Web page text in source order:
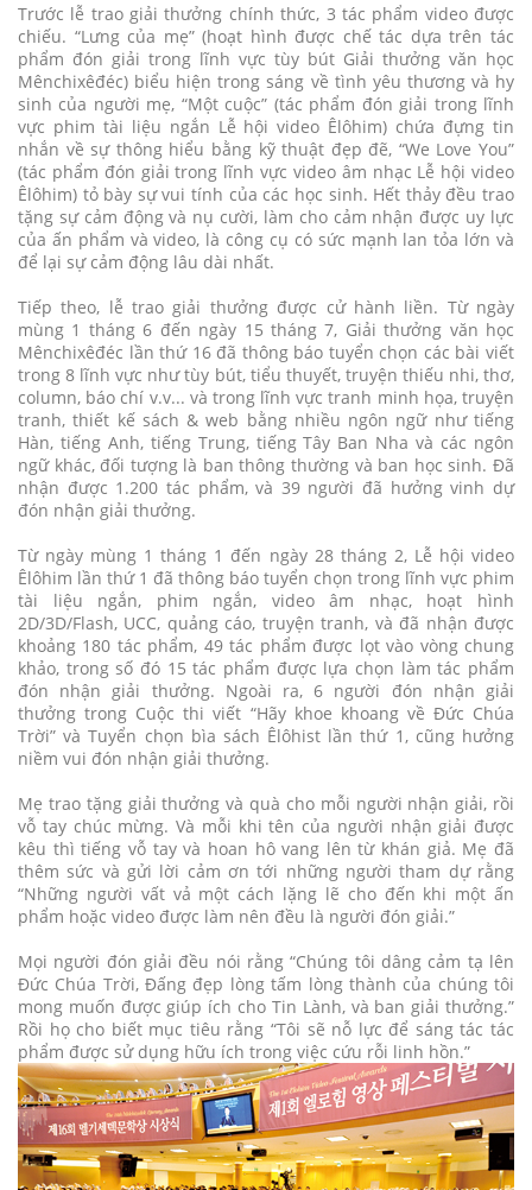
Trước lễ trao giải thưởng chính thức, 3 tác phẩm video được
chiếu. “Lưng của mẹ” (hoạt hình được chế tác dựa trên tác
phẩm đón giải trong lĩnh vực tùy bút Giải thưởng văn học
Mênchixêđéc) biểu hiện trong sáng về tình yêu thương và hy
sinh của người mẹ, “Một cuộc” (tác phẩm đón giải trong lĩnh
vực phim tài liệu ngắn Lễ hội video Êlôhim) chứa đựng tin
nhắn về sự thông hiểu bằng kỹ thuật đẹp đẽ, “We Love You”
(tác phẩm đón giải trong lĩnh vực video âm nhạc Lễ hội video
Êlôhim) tỏ bày sự vui tính của các học sinh. Hết thảy đều trao
tặng sự cảm động và nụ cười, làm cho cảm nhận được uy lực
của ấn phẩm và video, là công cụ có sức mạnh lan tỏa lớn và
để lại sự cảm động lâu dài nhất.
Tiếp theo, lễ trao giải thưởng được cử hành liền. Từ ngày
mùng 1 tháng 6 đến ngày 15 tháng 7, Giải thưởng văn học
Mênchixêđéc lần thứ 16 đã thông báo tuyển chọn các bài viết
trong 8 lĩnh vực như tùy bút, tiểu thuyết, truyện thiếu nhi, thơ,
column, báo chí v.v... và trong lĩnh vực tranh minh họa, truyện
tranh, thiết kế sách & web bằng nhiều ngôn ngữ như tiếng
Hàn, tiếng Anh, tiếng Trung, tiếng Tây Ban Nha và các ngôn
ngữ khác, đối tượng là ban thông thường và ban học sinh. Đã
nhận được 1.200 tác phẩm, và 39 người đã hưởng vinh dự
đón nhận giải thưởng.
Từ ngày mùng 1 tháng 1 đến ngày 28 tháng 2, Lễ hội video
Êlôhim lần thứ 1 đã thông báo tuyển chọn trong lĩnh vực phim
tài liệu ngắn, phim ngắn, video âm nhạc, hoạt hình
2D/3D/Flash, UCC, quảng cáo, truyện tranh, và đã nhận được
khoảng 180 tác phẩm, 49 tác phẩm được lọt vào vòng chung
khảo, trong số đó 15 tác phẩm được lựa chọn làm tác phẩm
đón nhận giải thưởng. Ngoài ra, 6 người đón nhận giải
thưởng trong Cuộc thi viết “Hãy khoe khoang về Đức Chúa
Trời” và Tuyển chọn bìa sách Êlôhist lần thứ 1, cũng hưởng
niềm vui đón nhận giải thưởng.
Mẹ trao tặng giải thưởng và quà cho mỗi người nhận giải, rồi
vỗ tay chúc mừng. Và mỗi khi tên của người nhận giải được
kêu thì tiếng vỗ tay và hoan hô vang lên từ khán giả. Mẹ đã
thêm sức và gửi lời cảm ơn tới những người tham dự rằng
“Những người vất vả một cách lặng lẽ cho đến khi một ấn
phẩm hoặc video được làm nên đều là người đón giải.”
Mọi người đón giải đều nói rằng “Chúng tôi dâng cảm tạ lên
Đức Chúa Trời, Đấng đẹp lòng tấm lòng thành của chúng tôi
mong muốn được giúp ích cho Tin Lành, và ban giải thưởng.”
Rồi họ cho biết mục tiêu rằng “Tôi sẽ nỗ lực để sáng tác tác
phẩm được sử dụng hữu ích trong việc cứu rỗi linh hồn.”